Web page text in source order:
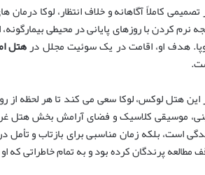
تصمیمی کاملاً آگاهانه و خلاف انتظار، لوکا
نرم کردن با روزهای پایانی در محیطی
هدف او، اقامت در یک سوئیت مجلل درهتل
این هتل لوکس، لوکا سعی می کند تا هر لحظه از
موسیقی کلاسیک و فضای آرامش بخش هتل
است، بلکه زمان مناسبی برای بازتاب و
مطالعه پرندگان کرده بود و به تمام خاطراتی که